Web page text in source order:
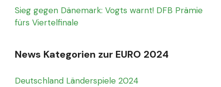
Sieg gegen Dänemark: Vogts warnt! DFB Prämie
fürs Viertelfinale
News Kategorien zur EURO 2024
Deutschland Länderspiele 2024